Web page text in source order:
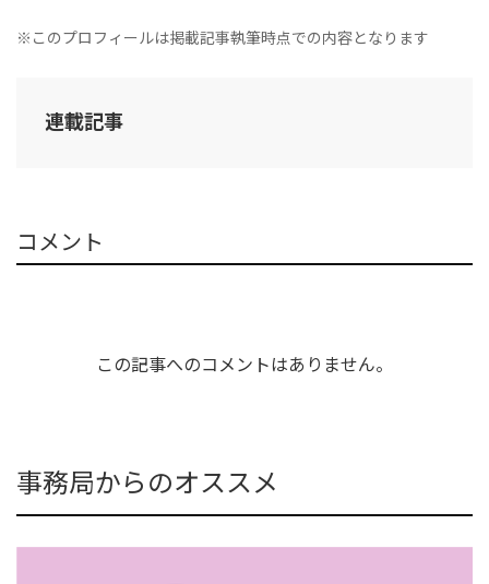
※このプロフィールは掲載記事執筆時点での内容となります
連載記事
コメント
この記事へのコメントはありません。
事務局からのオススメ